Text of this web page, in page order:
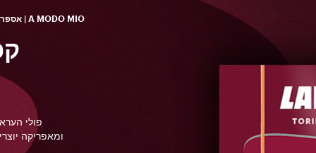
A MODO MIO | אספרסו
פולי
ומאפריקה